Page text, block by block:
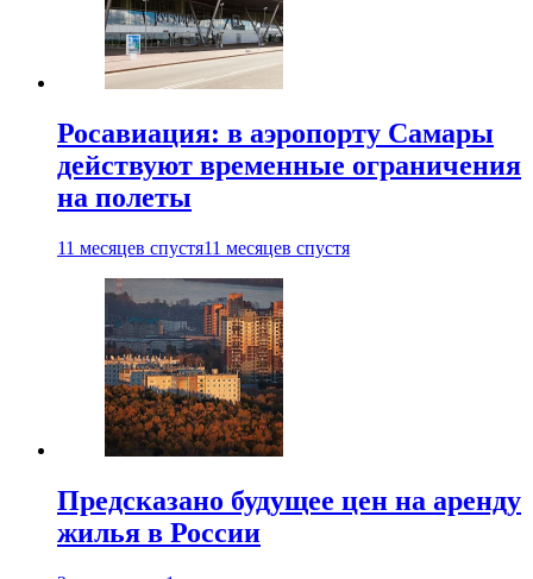
Росавиация: в аэропорту Самары
действуют временные ограничения
на полеты
11 месяцев спустя11 месяцев спустя
Предсказано будущее цен на аренду
жилья в России